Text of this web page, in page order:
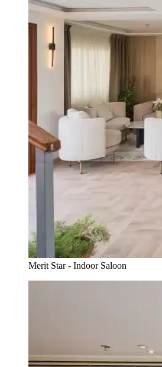
Merit Star - Indoor Saloon